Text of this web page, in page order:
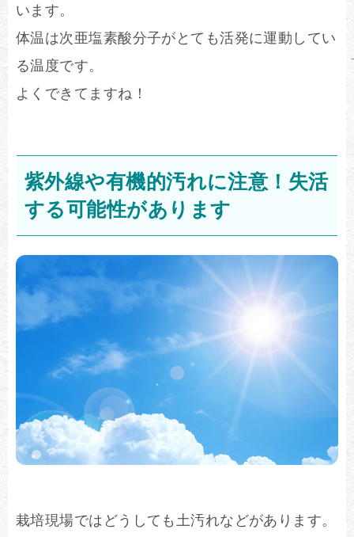
います。
体温は次亜塩素酸分子がとても活発に運動してい
る温度です。
よくできてますね！
紫外線や有機的汚れに注意！失活
する可能性があります
栽培現場ではどうしても土汚れなどがあります。